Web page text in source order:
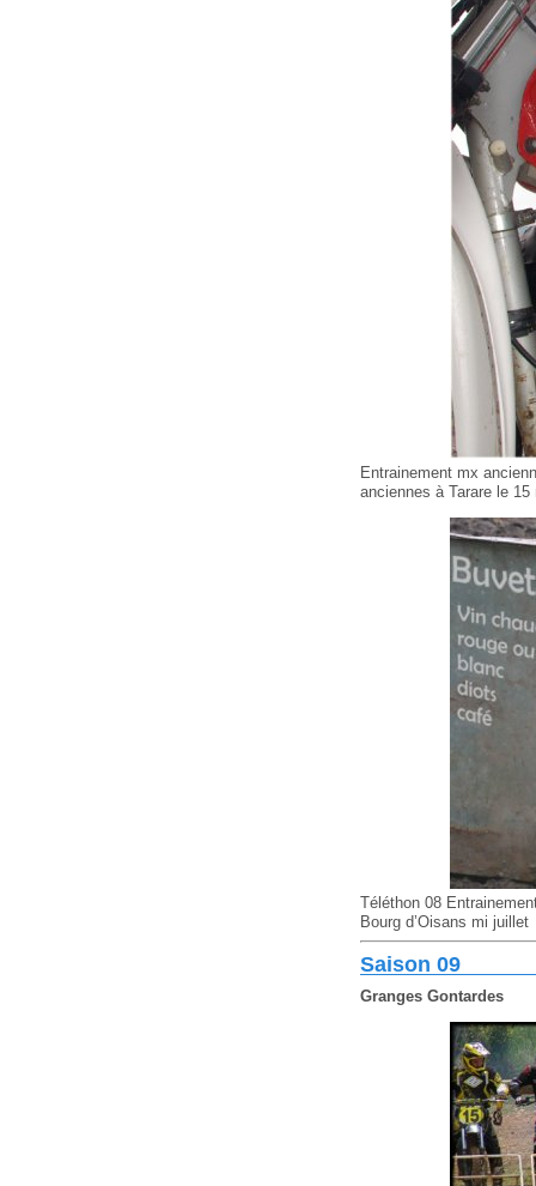
Entrainement mx
anciennes à Tarare le 15
Téléthon 08
Bourg d’Oisans mi juillet
Saison 09
Granges Gontardes